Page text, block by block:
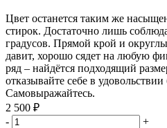
Цвет останется таким же
стирок. Достаточно лишь
градусов. Прямой крой и
давит, хорошо сядет на любую
ряд – найдётся подходящий
отказывайте себе в
Самовыражайтесь.
2 500 ₽
-
+